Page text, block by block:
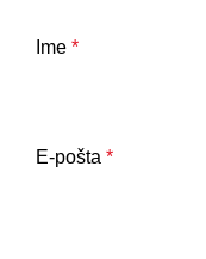
Ime *
E-pošta *